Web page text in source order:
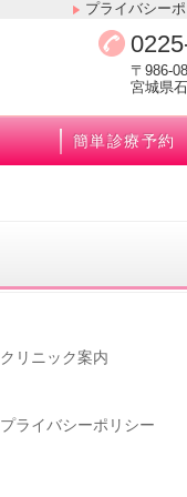
プライバシー
〒986-
宮城県
簡単診療予約
クリニック案内
プライバシーポリシー